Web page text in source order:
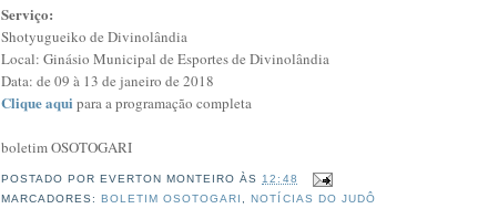
Serviço:
Shotyugueiko de Divinolândia
Local: Ginásio Municipal de Esportes de Divinolândia
Data: de 09 à 13 de janeiro de 2018
Clique aqui para a programação completa
boletim OSOTOGARI
POSTADO POR EVERTON MONTEIRO ÀS12:48
MARCADORES:BOLETIM OSOTOGARI ,NOTÍCIAS DO JUDÔ